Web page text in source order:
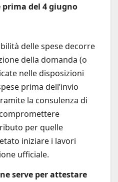
prima del 4 giugno
delle spese decorre
della domanda (o
nelle disposizioni
prima dell’invio
la consulenza di
per quelle
iniziare i lavori
ufficiale.
serve per attestare